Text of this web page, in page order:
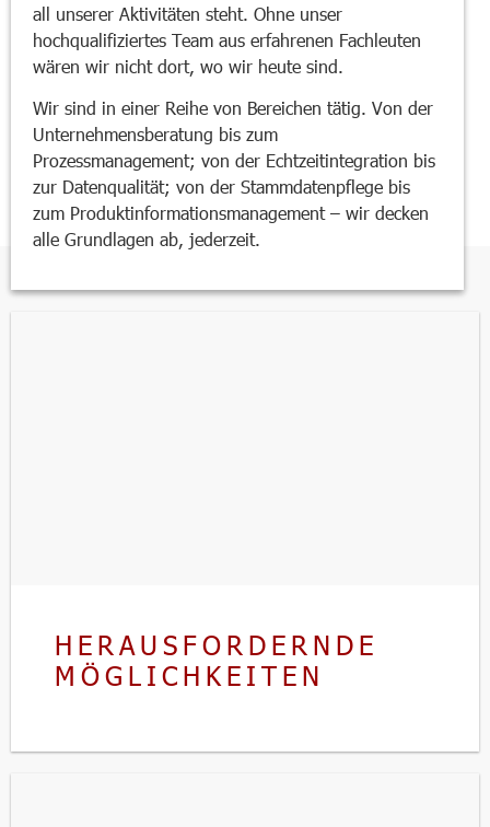
all unserer Aktivitäten steht. Ohne unser
hochqualifiziertes Team aus erfahrenen Fachleuten
wären wir nicht dort, wo wir heute sind.
Wir sind in einer Reihe von Bereichen tätig. Von der
Unternehmensberatung bis zum
Prozessmanagement; von der Echtzeitintegration bis
zur Datenqualität; von der Stammdatenpflege bis
zum Produktinformationsmanagement – wir decken
alle Grundlagen ab, jederzeit.
HERAUSFORDERNDE
MÖGLICHKEITEN